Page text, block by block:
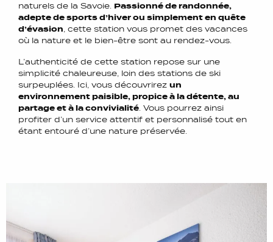
naturels de la Savoie. Passionné de randonnée,
adepte de sports d’hiver ou simplement en quête
d’évasion , cette station vous promet des vacances
où la nature et le bien-être sont au rendez-vous.
L’authenticité de cette station repose sur une
simplicité chaleureuse, loin des stations de ski
surpeuplées. Ici, vous découvrirez un
environnement paisible, propice à la détente, au
partage et à la convivialité . Vous pourrez ainsi
profiter d’un service attentif et personnalisé tout en
étant entouré d’une nature préservée.